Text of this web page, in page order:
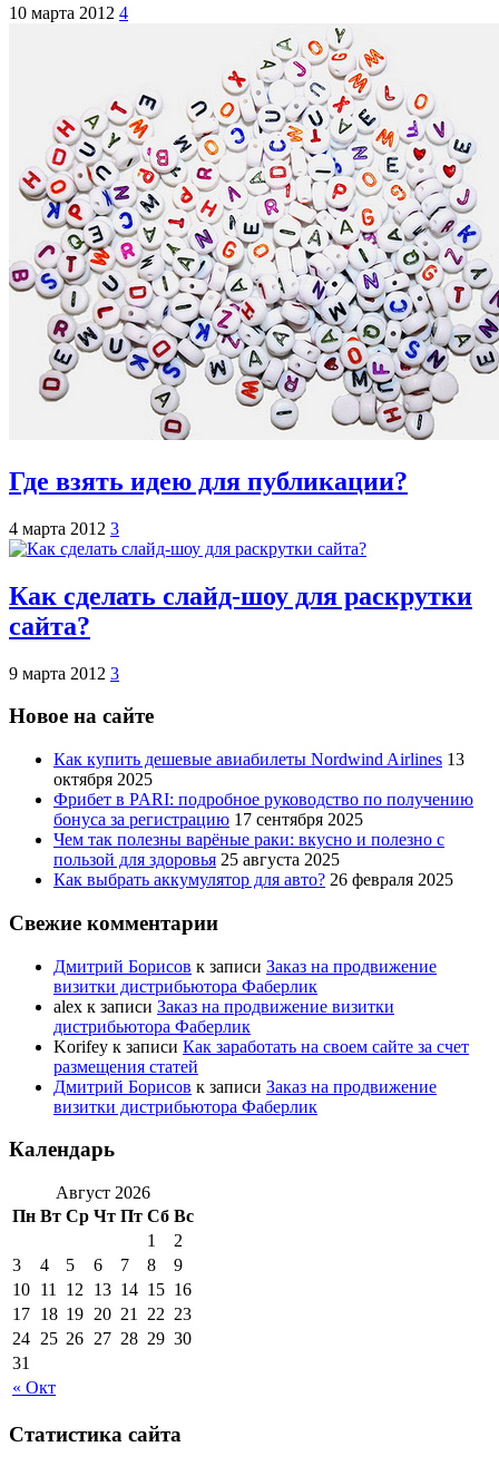
10 марта 2012 4
Где взять идею для публикации?
4 марта 2012 3
Как сделать слайд-шоу для раскрутки
сайта?
9 марта 2012 3
Новое на сайте
Как купить дешевые авиабилеты Nordwind Airlines 13
октября 2025
Фрибет в PARI: подробное руководство по получению
бонуса за регистрацию 17 сентября 2025
Чем так полезны варёные раки: вкусно и полезно с
пользой для здоровья 25 августа 2025
Как выбрать аккумулятор для авто? 26 февраля 2025
Свежие комментарии
Дмитрий Борисов к записи Заказ на продвижение
визитки дистрибьютора Фаберлик
alex к записи Заказ на продвижение визитки
дистрибьютора Фаберлик
Korifey к записи Как заработать на своем сайте за счет
размещения статей
Дмитрий Борисов к записи Заказ на продвижение
визитки дистрибьютора Фаберлик
Календарь
Август 2026
Пн Вт Ср Чт Пт Сб Вс
« Окт
1
2
3
4 5 6 7 8
9
10 11 12 13 14 15 16
17 18 19 20 21 22 23
24 25 26 27 28 29 30
31
Статистика сайта